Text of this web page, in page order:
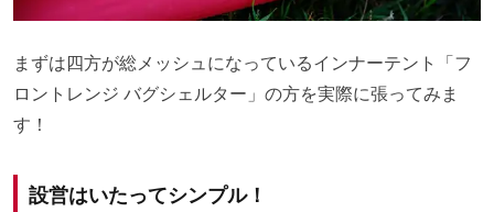
まずは四方が総メッシュになっているインナーテント「フ
ロントレンジ バグシェルター」の方を実際に張ってみま
す！
設営はいたってシンプル！